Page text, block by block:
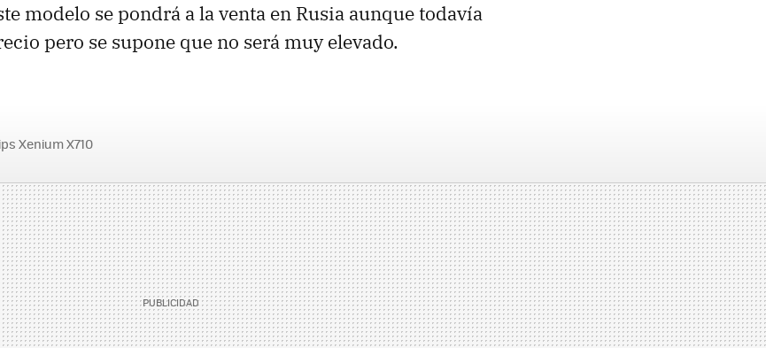
modelo se pondrá a la venta en Rusia aunque todavía
pero se supone que no será muy elevado.
Xenium X710